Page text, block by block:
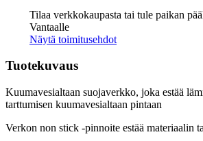
x
76
cm,
valkoinen
määrä
Tilaa verkkokaupasta tai tule paikan
Vantaalle
Näytä toimitusehdot
Tuotekuvaus
Kuumavesialtaan suojaverkko, joka estää
tarttumisen kuumavesialtaan pintaan
Verkon non stick -pinnoite estää materiaalin